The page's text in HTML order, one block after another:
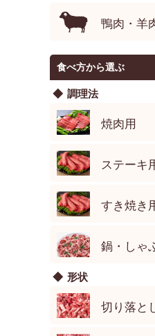
鴨肉・羊
食べ方から選ぶ
調理法
焼肉用
ステーキ
すき焼き
鍋・しゃ
形状
切り落と